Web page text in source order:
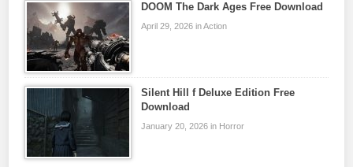
DOOM The Dark Ages Free Download
April 29, 2026 in Action
Silent Hill f Deluxe Edition Free
Download
January 20, 2026 in Horror